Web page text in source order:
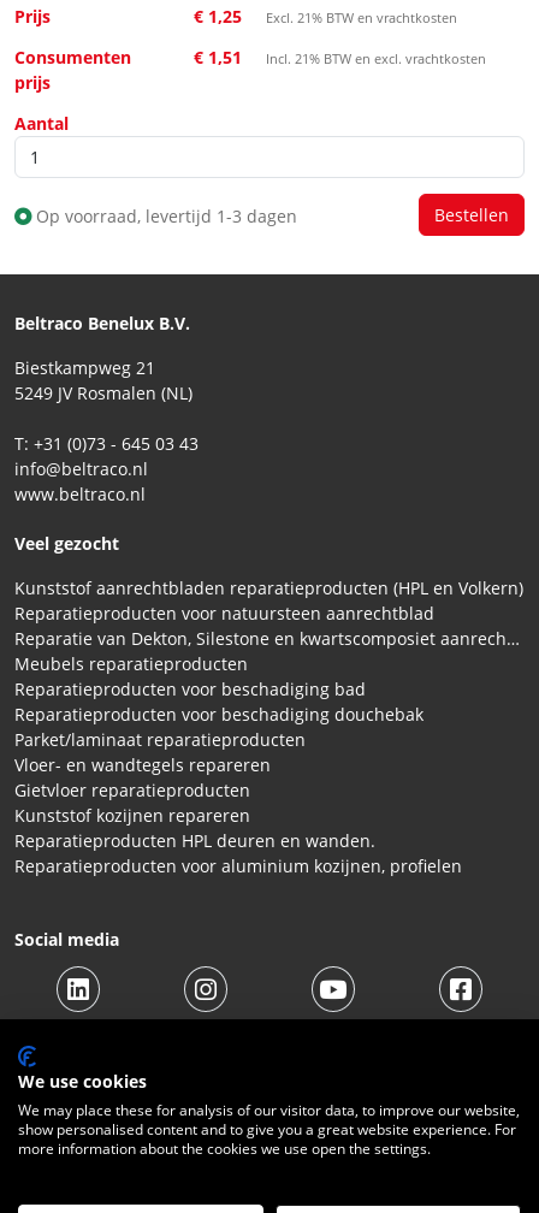
Prijs
€ 1,25 Excl. 21% BTW en vrachtkosten
Consumenten
prijs
€ 1,51 Incl. 21% BTW en excl. vrachtkosten
Aantal
Op voorraad, levertijd 1-3 dagen
Beltraco Benelux B.V.
Biestkampweg 21
5249 JV Rosmalen (NL)
T: +31 (0)73 - 645 03 43
info@beltraco.nl
www.beltraco.nl
Veel gezocht
Kunststof aanrechtbladen reparatieproducten (HPL en Volkern)
Reparatieproducten voor natuursteen aanrechtblad
Reparatie van Dekton, Silestone en kwartscomposiet aanrechtbladen
Meubels reparatieproducten
Reparatieproducten voor beschadiging bad
Reparatieproducten voor beschadiging douchebak
Parket/laminaat reparatieproducten
Vloer- en wandtegels repareren
Gietvloer reparatieproducten
Kunststof kozijnen repareren
Reparatieproducten HPL deuren en wanden.
Reparatieproducten voor aluminium kozijnen, profielen
Social media
© 2026 Beltraco Benelux B.V. |Algemene voorwaarden
Verzendkosten|Contact
We use cookies
We may place these for analysis of our visitor data, to improve our website,
show personalised content and to give you a great website experience. For
more information about the cookies we use open the settings.